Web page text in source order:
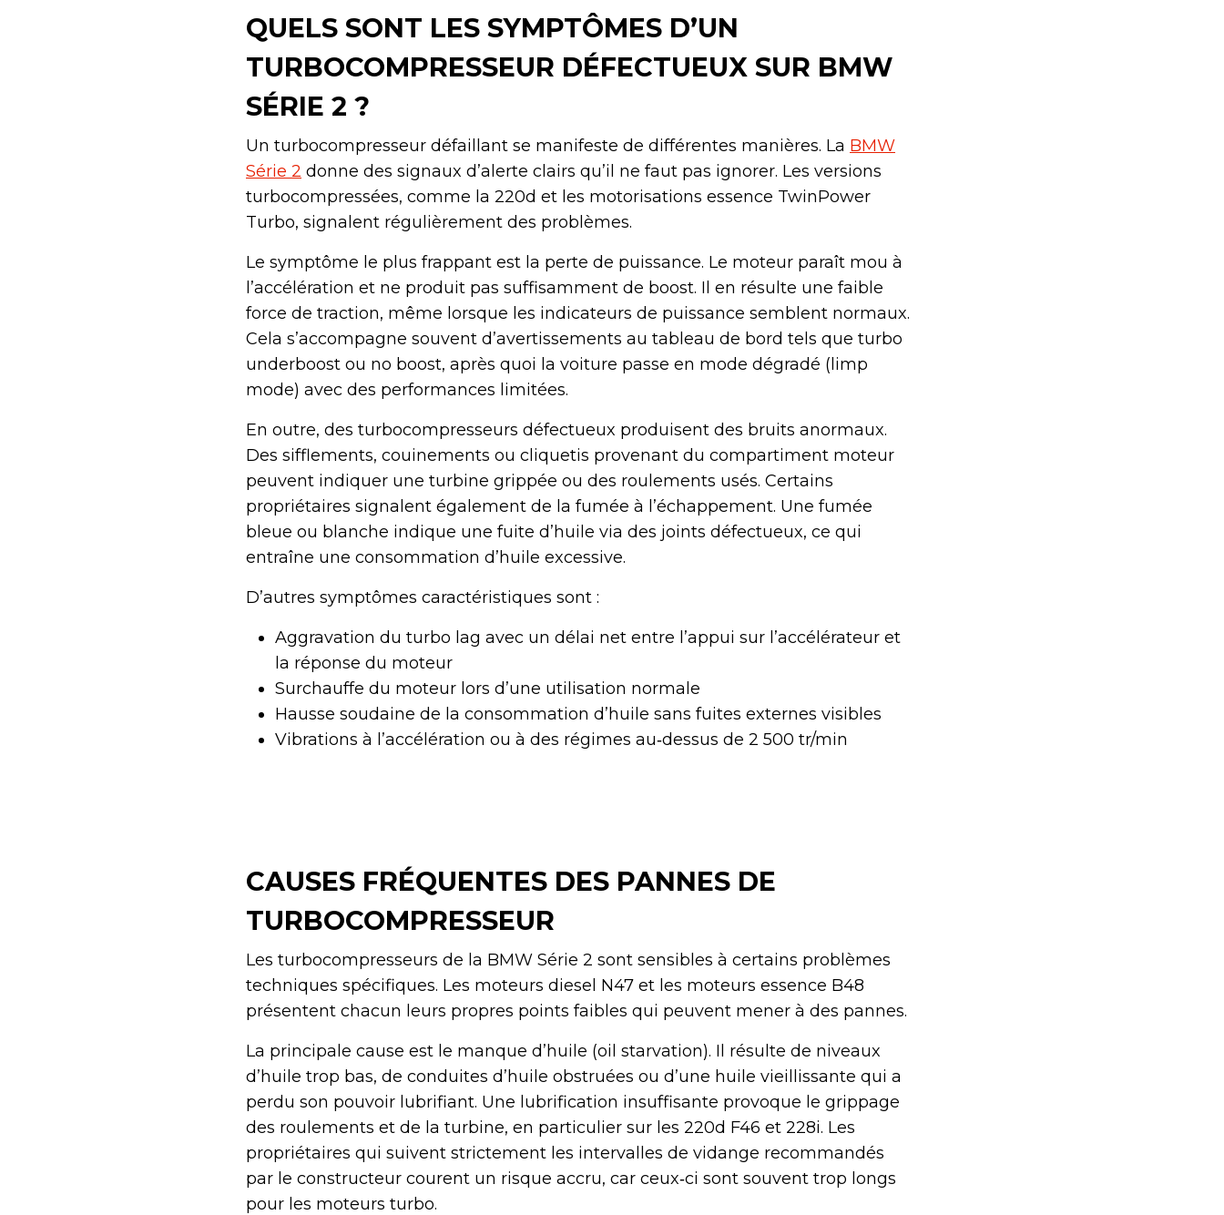
QUELS SONT LES SYMPTÔMES D’UN
TURBOCOMPRESSEUR DÉFECTUEUX SUR BMW
SÉRIE 2 ?
Un turbocompresseur défaillant se manifeste de différentes manières. La BMW
Série 2 donne des signaux d’alerte clairs qu’il ne faut pas ignorer. Les versions
turbocompressées, comme la 220d et les motorisations essence TwinPower
Turbo, signalent régulièrement des problèmes.
Le symptôme le plus frappant est la perte de puissance. Le moteur paraît mou à
l’accélération et ne produit pas suffisamment de boost. Il en résulte une faible
force de traction, même lorsque les indicateurs de puissance semblent normaux.
Cela s’accompagne souvent d’avertissements au tableau de bord tels que turbo
underboost ou no boost, après quoi la voiture passe en mode dégradé (limp
mode) avec des performances limitées.
En outre, des turbocompresseurs défectueux produisent des bruits anormaux.
Des sifflements, couinements ou cliquetis provenant du compartiment moteur
peuvent indiquer une turbine grippée ou des roulements usés. Certains
propriétaires signalent également de la fumée à l’échappement. Une fumée
bleue ou blanche indique une fuite d’huile via des joints défectueux, ce qui
entraîne une consommation d’huile excessive.
D’autres symptômes caractéristiques sont :
Aggravation du turbo lag avec un délai net entre l’appui sur l’accélérateur et
la réponse du moteur
Surchauffe du moteur lors d’une utilisation normale
Hausse soudaine de la consommation d’huile sans fuites externes visibles
Vibrations à l’accélération ou à des régimes au‑dessus de 2 500 tr/min
CAUSES FRÉQUENTES DES PANNES DE
TURBOCOMPRESSEUR
Les turbocompresseurs de la BMW Série 2 sont sensibles à certains problèmes
techniques spécifiques. Les moteurs diesel N47 et les moteurs essence B48
présentent chacun leurs propres points faibles qui peuvent mener à des pannes.
La principale cause est le manque d’huile (oil starvation). Il résulte de niveaux
d’huile trop bas, de conduites d’huile obstruées ou d’une huile vieillissante qui a
perdu son pouvoir lubrifiant. Une lubrification insuffisante provoque le grippage
des roulements et de la turbine, en particulier sur les 220d F46 et 228i. Les
propriétaires qui suivent strictement les intervalles de vidange recommandés
par le constructeur courent un risque accru, car ceux‑ci sont souvent trop longs
pour les moteurs turbo.